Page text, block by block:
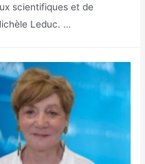
scientifiques et de
Leduc. …